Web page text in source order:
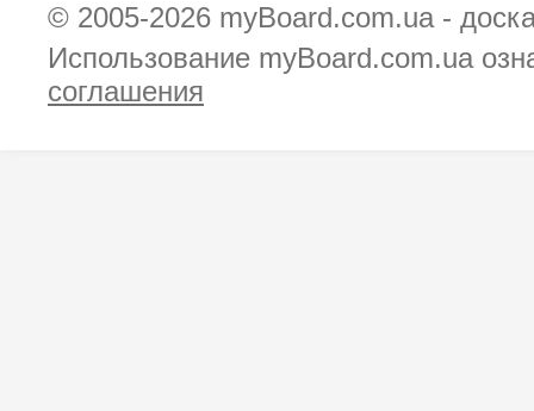
© 2005-2026 myBoard.com.ua -
Использование myBoard.com.ua
соглашения